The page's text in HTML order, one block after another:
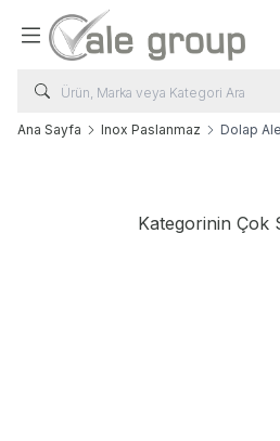
Ana Sayfa Inox Paslanmaz Dolap
Kategorinin Çok